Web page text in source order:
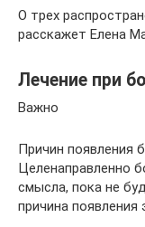
О трех
расскажет Елена
Лечение при
Важно
Причин появления
Целенаправленно
смысла, пока не
причина появления